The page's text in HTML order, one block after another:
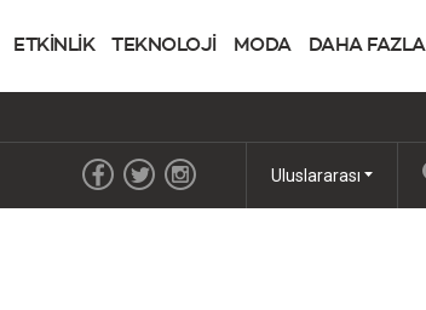
ETKİNLİK TEKNOLOJİ MODA DAHA FAZLA
Uluslararası